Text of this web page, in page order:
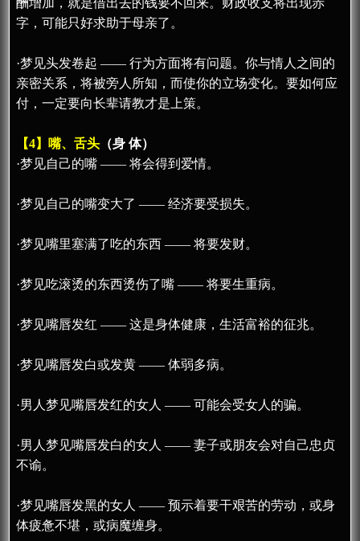
酬增加，就是借出去的钱要不回来。财政收支将出现赤
字，可能只好求助于母亲了。
·梦见头发卷起 —— 行为方面将有问题。你与情人之间的
亲密关系，将被旁人所知，而使你的立场变化。要如何应
付，一定要向长辈请教才是上策。
【4】嘴、舌头 （身 体）
·梦见自己的嘴 —— 将会得到爱情。
·梦见自己的嘴变大了 —— 经济要受损失。
·梦见嘴里塞满了吃的东西 —— 将要发财。
·梦见吃滚烫的东西烫伤了嘴 —— 将要生重病。
·梦见嘴唇发红 —— 这是身体健康，生活富裕的征兆。
·梦见嘴唇发白或发黄 —— 体弱多病。
·男人梦见嘴唇发红的女人 —— 可能会受女人的骗。
·男人梦见嘴唇发白的女人 —— 妻子或朋友会对自己忠贞
不谕。
·梦见嘴唇发黑的女人 —— 预示着要干艰苦的劳动，或身
体疲惫不堪，或病魔缠身。